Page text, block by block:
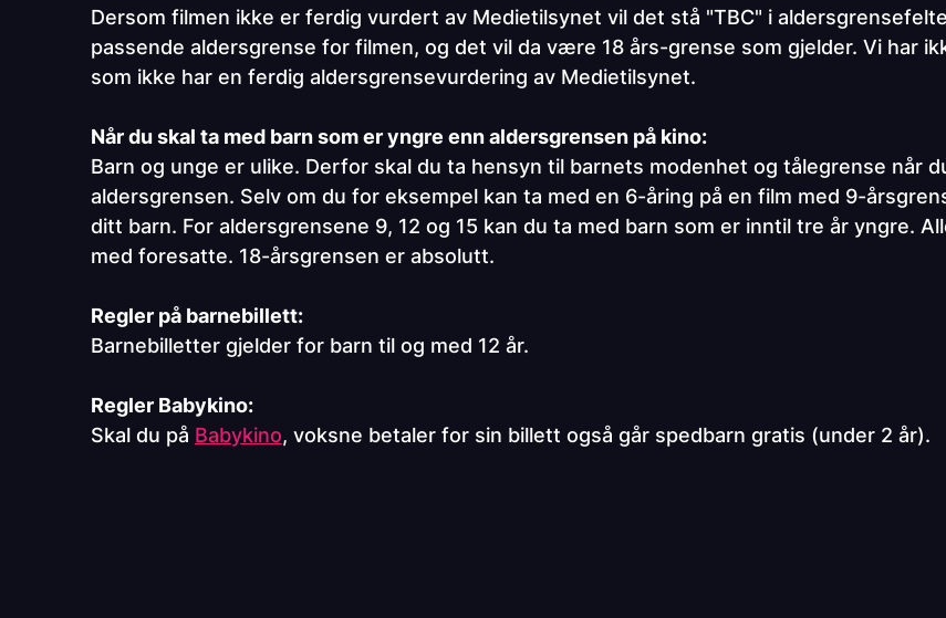
Dersom filmen ikke er ferdig vurdert av Medietilsynet vil det stå "TBC" i
passende aldersgrense for filmen, og det vil da være 18 års-grense som gjelder. Vi har
som ikke har en ferdig aldersgrensevurdering av Medietilsynet.
Når du skal ta med barn som er yngre enn aldersgrensen på kino:
Barn og unge er ulike. Derfor skal du ta hensyn til barnets modenhet og tålegrense når
aldersgrensen. Selv om du for eksempel kan ta med en 6-åring på en film med 9-
ditt barn. For aldersgrensene 9, 12 og 15 kan du ta med barn som er inntil tre år yngre.
med foresatte. 18-årsgrensen er absolutt.
Regler på barnebillett:
Barnebilletter gjelder for barn til og med 12 år.
Regler Babykino:
Skal du på Babykino, voksne betaler for sin billett også går spedbarn gratis (under 2 år).